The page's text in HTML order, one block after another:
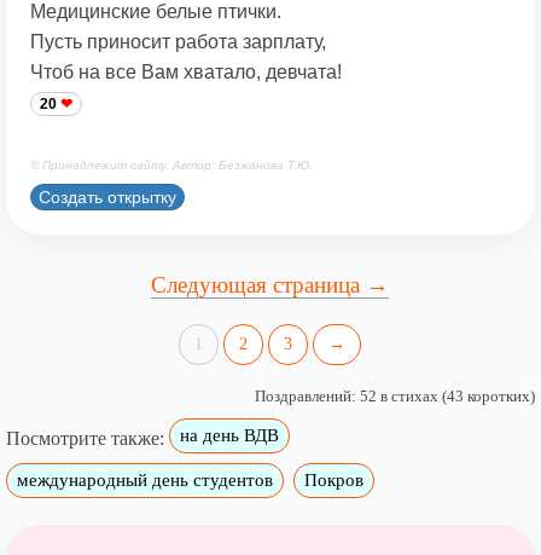
Медицинские белые птички.
Пусть приносит работа зарплату,
Чтоб на все Вам хватало, девчата!
20
© Принадлежит сайту. Автор: Безжанова Т.Ю.
Создать открытку
Следующая страница →
1 2 3 →
Поздравлений: 52 в стихах (43 коротких)
Посмотрите также: на день ВДВ
международный день студентов Покров